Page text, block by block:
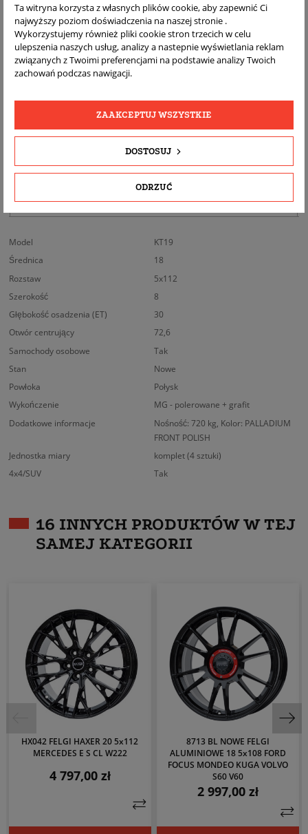
DARMOWA
WYSYŁKA
BEZPŁATNY
ZWROT
REALNE
ZDJĘCIA
OPIS
BEZPIECZEŃSTWO PRODUKTU
Model
KT19
Średnica
18
Rozstaw
5x112
Szerokość
8
Głębokość osadzenia (ET)
30
Otwór centrujący
72,6
Samochody osobowe
Tak
Stan
Nowe
Powłoka
Połysk
Wykończenie
MG - polerowane + grafit
Dodatkowe informacje
Nośność: 720 kg, Kolor: PALLADIUM
FRONT POLISH
Jednostka miary
komplet (4 sztuki)
4x4/SUV
Tak
16 INNYCH PRODUKTÓW W TEJ
SAMEJ KATEGORII
HX042 FELGI HAXER 20 5x112
MERCEDES E S CL W222
Cena
4 797,00 zł
8713 BL NOWE FELGI
ALUMINIOWE 18 5x108 FORD
FOCUS MONDEO KUGA VOLVO
S60 V60
Cena
2 997,00 zł
Ta witryna korzysta z własnych plików cookie, aby zapewnić Ci
najwyższy poziom doświadczenia na naszej stronie .
Wykorzystujemy również pliki cookie stron trzecich w celu
ulepszenia naszych usług, analizy a nastepnie wyświetlania reklam
związanych z Twoimi preferencjami na podstawie analizy Twoich
zachowań podczas nawigacji.
ODRZUĆ
DOSTOSUJ
ZAAKCEPTUJ WSZYSTKIE